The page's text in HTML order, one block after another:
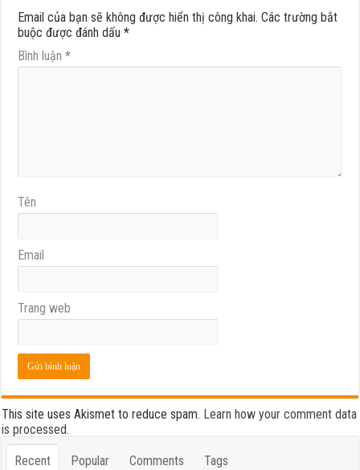
Email của bạn sẽ không được hiển thị công khai. Các trường bắt
buộc được đánh dấu*
Bình luận*
Tên
Email
Trang web
This site uses Akismet to reduce spam. Learn how your comment data
is processed.
Recent Popular Comments Tags